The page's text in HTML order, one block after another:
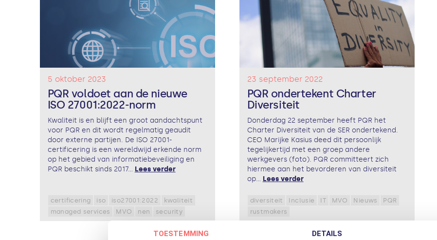
TOESTEMMING DETAILS
5 oktober 2023
PQR voldoet aan de nieuwe
ISO 27001:2022-norm
Kwaliteit is en blijft een groot aandachtspunt
voor PQR en dit wordt regelmatig geaudit
door externe partijen. De ISO 27001-
certificering is een wereldwijd erkende norm
op het gebied van informatiebeveiliging en
PQR beschikt sinds 2017... Lees verder
certificering iso iso27001:2022
kwaliteit
managed services
MVO nen security
23 september 2022
PQR ondertekent Charter
Diversiteit
Donderdag 22 september heeft PQR het
Charter Diversiteit van de SER ondertekend.
CEO Marijke Kasius deed dit persoonlijk
tegelijkertijd met een groep andere
werkgevers (foto). PQR committeert zich
hiermee aan het bevorderen van diversiteit
op... Lees verder
diversiteit Inclusie IT MVO Nieuws
PQR
rustmakers